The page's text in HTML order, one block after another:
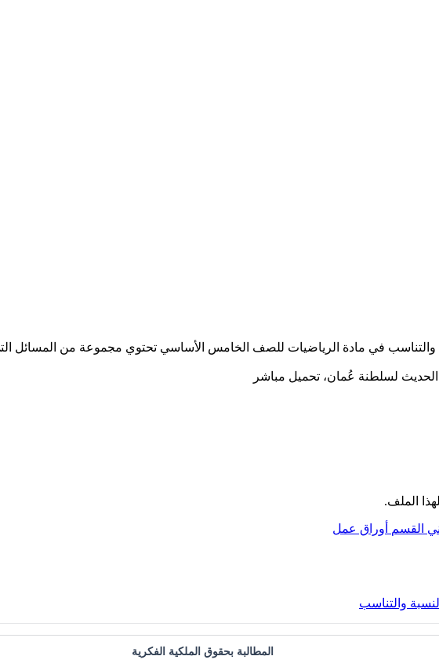
في مادة الرياضيات للصف الخامس الأساسي تحتوي مجموعة من المسائل
الملف.
القسم أوراق عمل
والتناسب
المطالبة بحقوق الملكية الفكرية